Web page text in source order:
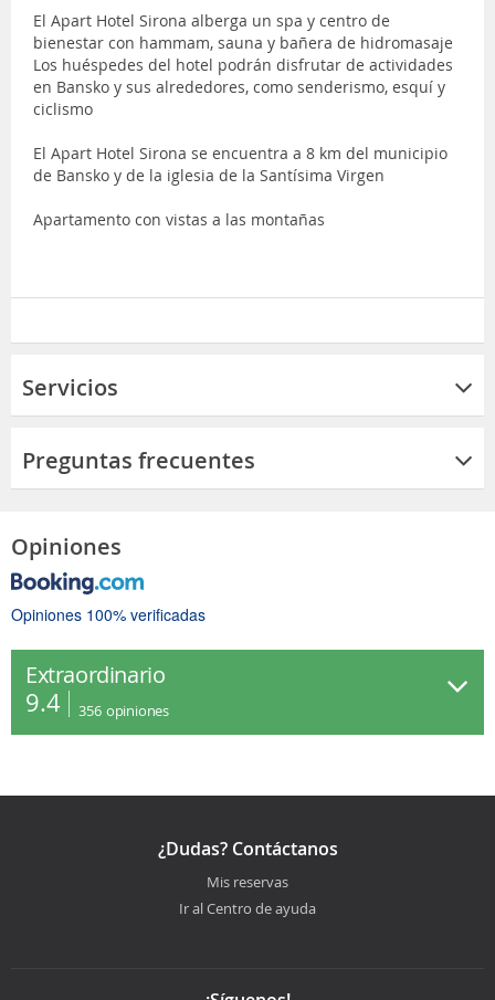
El Apart Hotel Sirona alberga un spa y centro de
bienestar con hammam, sauna y bañera de hidromasaje
Los huéspedes del hotel podrán disfrutar de actividades
en Bansko y sus alrededores, como senderismo, esquí y
ciclismo
El Apart Hotel Sirona se encuentra a 8 km del municipio
de Bansko y de la iglesia de la Santísima Virgen
Apartamento con vistas a las montañas
Servicios
Preguntas frecuentes
Opiniones
Opiniones 100% verificadas
Extraordinario
9.4 356 opiniones
¿Dudas? Contáctanos
Mis reservas
Ir al Centro de ayuda